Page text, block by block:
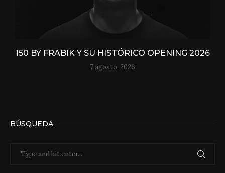
150 BY FRABIK Y SU HISTÓRICO OPENING 2026
7 agosto, 2026
BÚSQUEDA